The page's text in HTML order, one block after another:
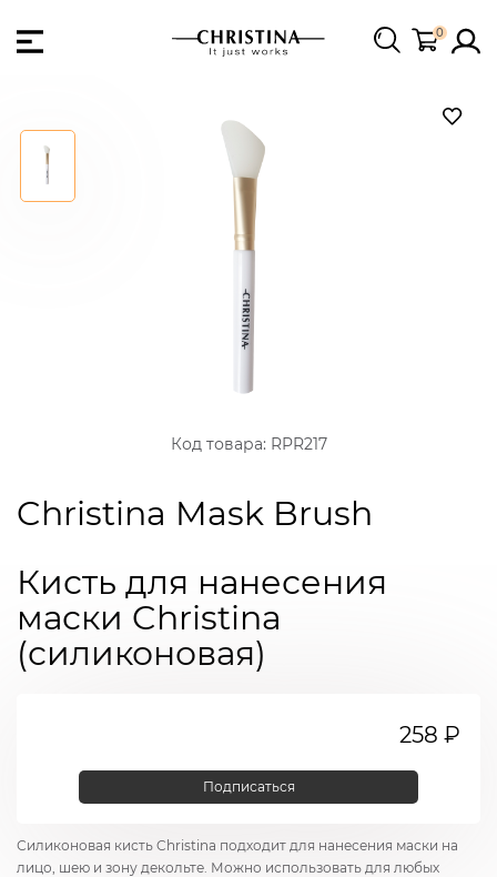
0
Код товара: RPR217
Christina Mask Brush
Кисть для нанесения
маски Christina
(силиконовая)
258 ₽
Подписаться
Силиконовая кисть Christina подходит для нанесения маски на
лицо, шею и зону декольте. Можно использовать для любых